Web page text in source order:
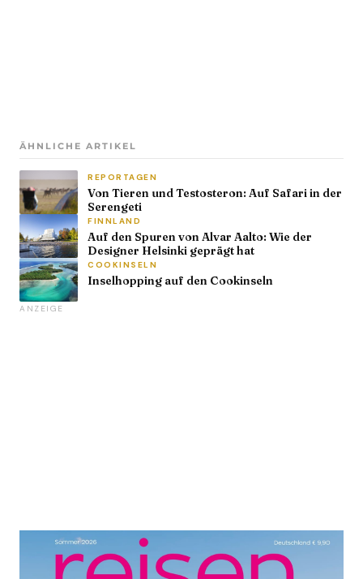
ÄHNLICHE ARTIKEL
REPORTAGEN
Von Tieren und Testosteron: Auf Safari in der
Serengeti
FINNLAND
Auf den Spuren von Alvar Aalto: Wie der
Designer Helsinki geprägt hat
COOKINSELN
Inselhopping auf den Cookinseln
ANZEIGE